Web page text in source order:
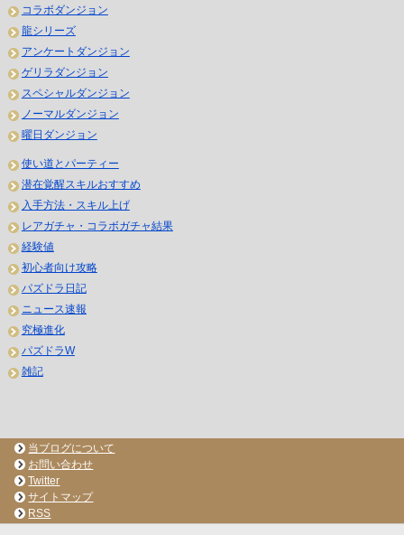
コラボダンジョン
龍シリーズ
アンケートダンジョン
ゲリラダンジョン
スペシャルダンジョン
ノーマルダンジョン
曜日ダンジョン
使い道とパーティー
潜在覚醒スキルおすすめ
入手方法・スキル上げ
レアガチャ・コラボガチャ結果
経験値
初心者向け攻略
パズドラ日記
ニュース速報
究極進化
パズドラW
雑記
当ブログについて
お問い合わせ
Twitter
サイトマップ
RSS